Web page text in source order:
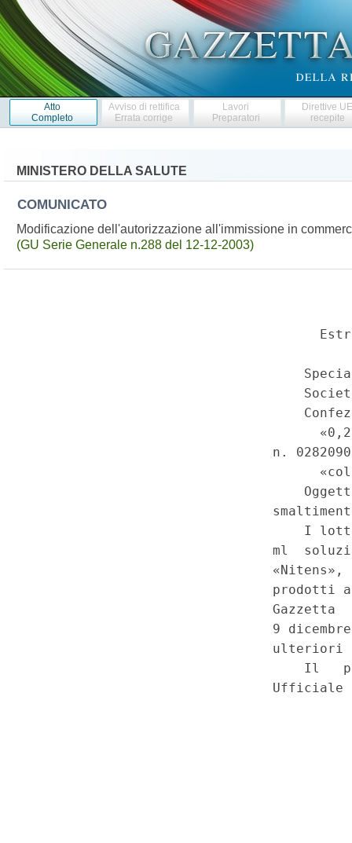
Atto
Completo
Avviso di rettifica
Errata corrige
Lavori
Preparatori
Direttive
recepite
MINISTERO DELLA SALUTE
COMUNICATO
Modificazione dell'autorizzazione all'immissione in
(GU Serie Generale n.288 del 12-12-2003)